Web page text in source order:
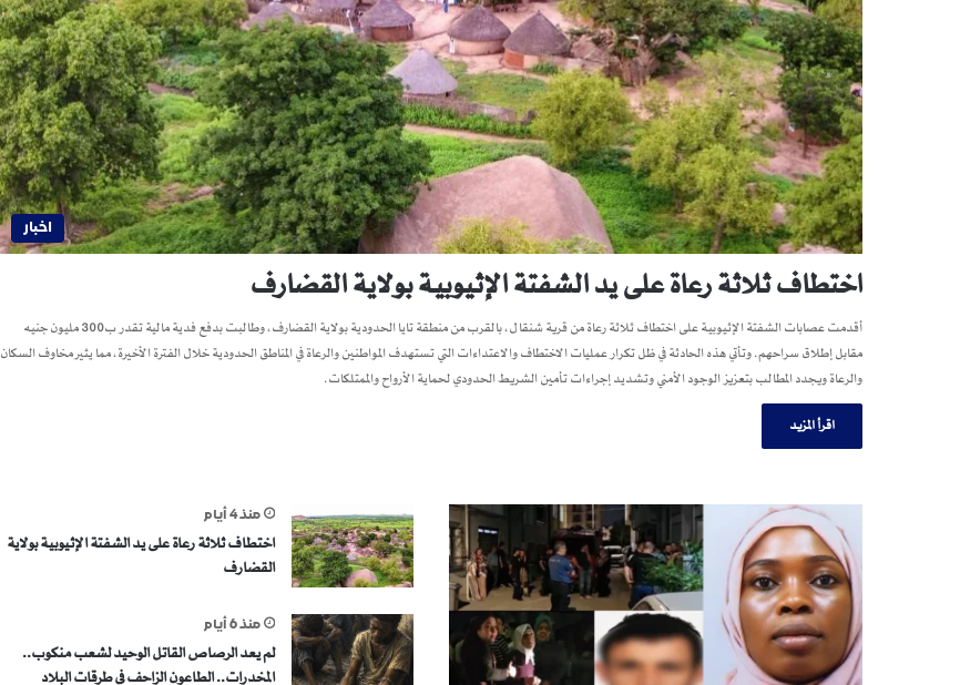
اخبار
اختطاف ثلاثة رعاة على يد الشفتة الإثيوبية بولاية القضارف
أقدمت عصابات الشفتة الإثيوبية على اختطاف ثلاثة رعاة من قرية شنقال، بالقرب من منطقة تايا الحدودية بولاية القضارف، وطالبت بدفع فدية مالية تقدر ب300 مليون جنيه
مقابل إطلاق سراحهم. وتأتي هذه الحادثة في ظل تكرار عمليات الاختطاف والاعتداءات التي تستهدف المواطنين والرعاة في المناطق الحدودية خلال الفترة الأخيرة، مما يثير مخاوف السكان
والرعاة ويجدد المطالب بتعزيز الوجود الأمني وتشديد إجراءات تأمين الشريط الحدودي لحماية الأرواح والممتلكات.
اقرأ المزيد
منذ 4 أيام
اختطاف ثلاثة رعاة على يد الشفتة الإثيوبية بولاية
القضارف
منذ 6 أيام
لم يعد الرصاص القاتل الوحيد لشعب منكوب..
المخدرات.. الطاعون الزاحف في طرقات البلاد